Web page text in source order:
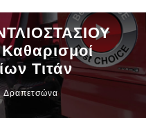
Τιτάν
Δραπετσώνα